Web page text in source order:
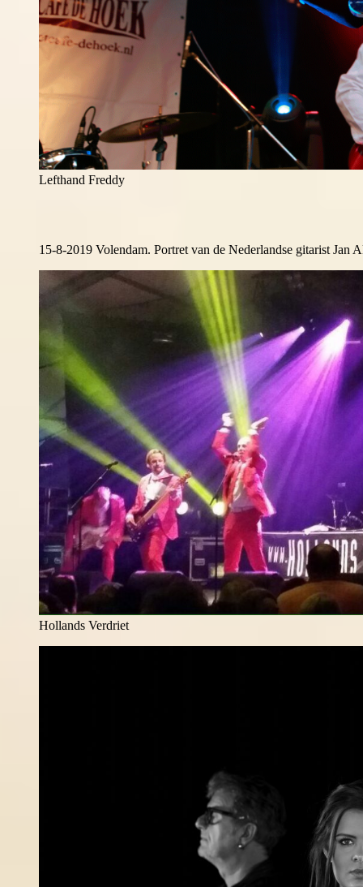
Lefthand Freddy
15-8-2019 Volendam. Portret van de Nederlandse gitarist Jan
Hollands Verdriet